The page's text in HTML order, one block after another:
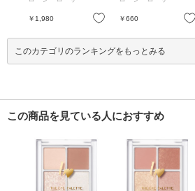
お気に入り
￥1,980 お気に入り
￥660
このカテゴリのランキングをもっとみる
この商品を見ている人におすすめ